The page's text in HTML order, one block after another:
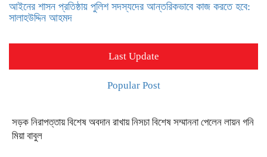
আইনের শাসন প্রতিষ্ঠায় পুলিশ সদস্যদের আন্তরিকভাবে কাজ করতে হবে:
সালাহউদ্দিন আহমদ
Last Update
Popular Post
সড়ক নিরাপত্তায় বিশেষ অবদান রাখায় নিসচা বিশেষ সম্মাননা পেলেন লায়ন গনি
মিয়া বাবুল